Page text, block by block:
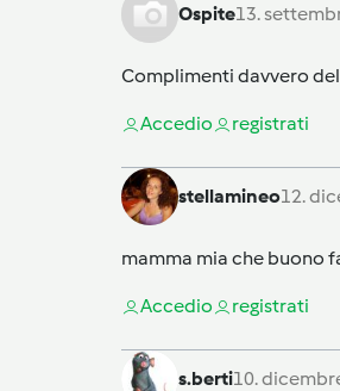
Ospite13.
Complimenti davvero
Accedio registrati
stellamineo12.
mamma mia che buono
Accedio registrati
s.berti10.